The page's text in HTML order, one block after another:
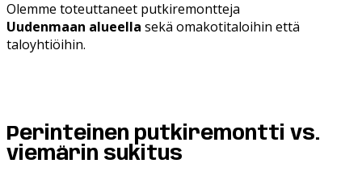
Olemme toteuttaneet putkiremontteja
Uudenmaan alueella sekä omakotitaloihin että
taloyhtiöihin.
Perinteinen putkiremontti vs.
viemärin sukitus